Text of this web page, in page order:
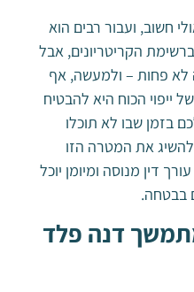
חשוב, ועבור רבים הוא
הקריטריונים, אבל
לא פחות – ולמעשה, אף
ייפוי הכוח היא להבטיח
בזמן שבו לא תוכלו
את המטרה הזו
דין מנוסה ומיומן יוכל
בבטחה.
מתמשך דנה פלד